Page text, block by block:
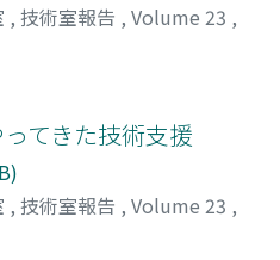
, 技術室報告 , Volume 23 ,
てきた技術支援
, 技術室報告 , Volume 23 ,